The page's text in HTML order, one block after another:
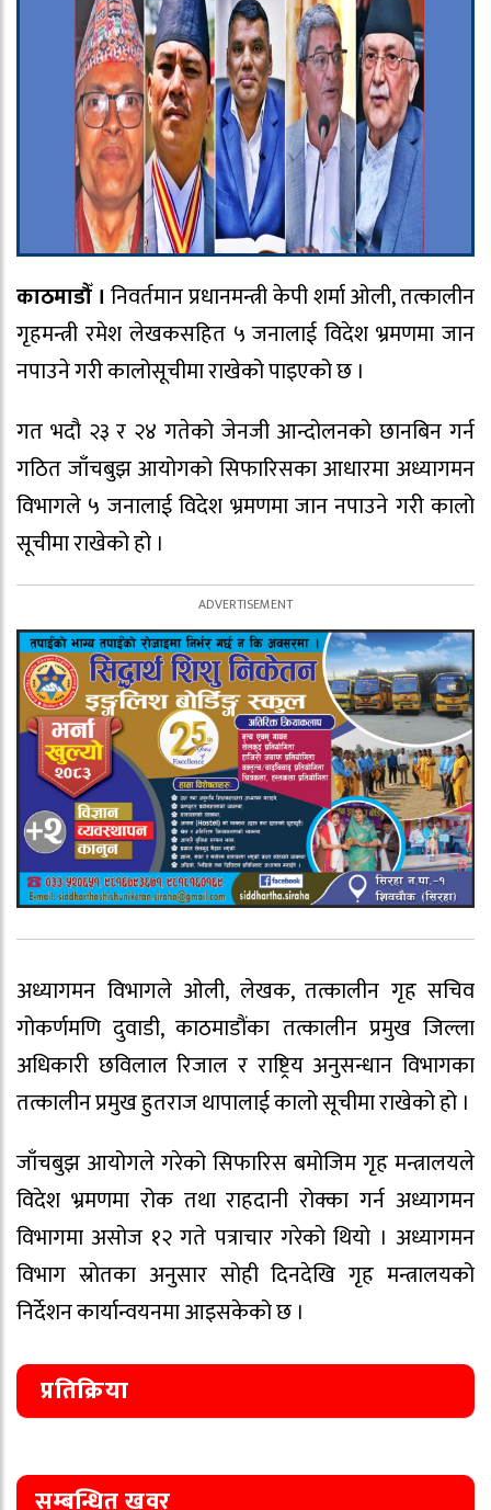
काठमाडौँ । निवर्तमान प्रधानमन्त्री केपी शर्मा ओली, तत्कालीन
गृहमन्त्री रमेश लेखकसहित ५ जनालाई विदेश भ्रमणमा जान
नपाउने गरी कालोसूचीमा राखेको पाइएको छ ।
गत भदौ २३ र २४ गतेको जेनजी आन्दोलनको छानबिन गर्न
गठित जाँचबुझ आयोगको सिफारिसका आधारमा अध्यागमन
विभागले ५ जनालाई विदेश भ्रमणमा जान नपाउने गरी कालो
सूचीमा राखेको हो ।
अध्यागमन विभागले ओली, लेखक, तत्कालीन गृह सचिव
गोकर्णमणि दुवाडी, काठमाडौंका तत्कालीन प्रमुख जिल्ला
अधिकारी छविलाल रिजाल र राष्ट्रिय अनुसन्धान विभागका
तत्कालीन प्रमुख हुतराज थापालाई कालो सूचीमा राखेको हो ।
जाँचबुझ आयोगले गरेको सिफारिस बमोजिम गृह मन्त्रालयले
विदेश भ्रमणमा रोक तथा राहदानी रोक्का गर्न अध्यागमन
विभागमा असोज १२ गते पत्राचार गरेको थियो । अध्यागमन
विभाग स्रोतका अनुसार सोही दिनदेखि गृह मन्त्रालयको
निर्देशन कार्यान्वयनमा आइसकेको छ ।
प्रतिक्रिया